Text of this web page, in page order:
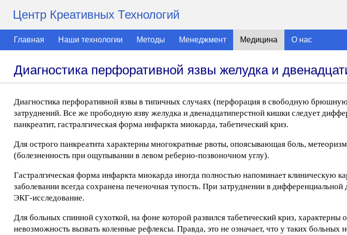
Центр Креативных Технологий
Главная Наши технологии Методы Менеджмент Медицина О нас
Диагностика перфоративной язвы желудка и
Диагностика перфоративной язвы в типичных случаях (перфорация в свободную
затруднений. Все же прободную язву желудка и двенадцатиперстной кишки следует
панкреатит, гастралгическая форма инфаркта миокарда, табетический криз.
Для острого панкреатита характерны многократные рвоты, опоясывающая боль,
(болезненность при ощупывании в левом реберно-позвоночном углу).
Гастралгическая форма инфаркта миокарда иногда полностью напоминает клиническую
заболевании всегда сохранена печеночная тупость. При затруднении в
ЭКГ-исследование.
Для больных спинной сухоткой, на фоне которой развился табетический криз, характерны
невозможность вызвать коленные рефлексы. Правда, это не означает, что у таких